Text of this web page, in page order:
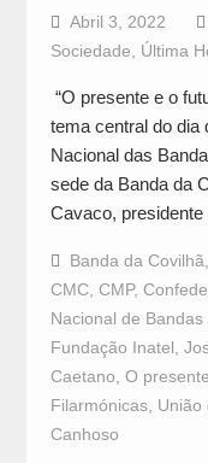
Abril 3, 2022
Sociedade
Última
“O presente e o
tema central do dia
Nacional das
sede da Banda da
Cavaco,
Banda da Covilhã
CMC, CMP,
Nacional de
Fundação Inatel
Caetano O
Filarmónicas, União
Canhoso